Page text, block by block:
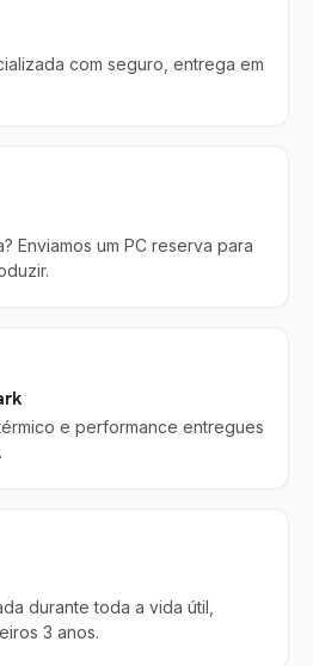
com seguro, entrega em
Enviamos um PC reserva para
e performance entregues
durante toda a vida útil,
3 anos.